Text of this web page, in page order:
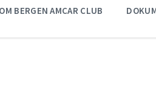
OM BERGEN AMCAR CLUB